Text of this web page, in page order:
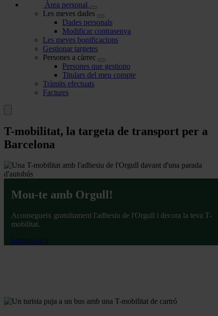
Àrea personal
Les meves dades
Dades personals
Modificar contrasenya
Les meves bonificacions
Gestionar targetes
Persones a càrrec
Persones que gestiono
Titulars del meu compte
Tràmits efectuats
Factures
T-mobilitat, la targeta de transport per a
Barcelona
Mou-te amb Orgull!
Aconsegueix gratuïtament l'adhesiu de l'Orgull i decora la teva T-
mobilitat.
Informa-te'n